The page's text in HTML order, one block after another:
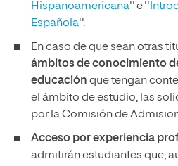
Hispanoamericana'' e ''
Española''.
En caso de que sean otras
ámbitos de conocimiento
educación que tengan
el ámbito de estudio, las
por la Comisión de
Acceso por experiencia
admitirán estudiantes que,